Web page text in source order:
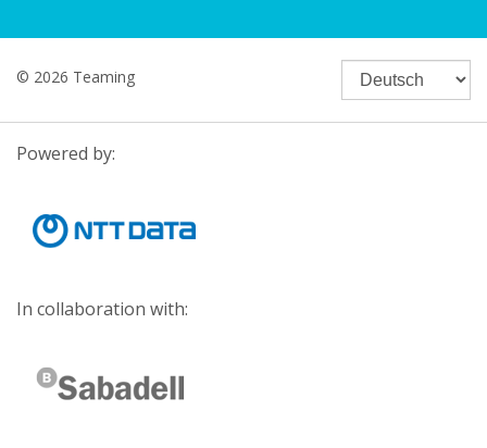
© 2026 Teaming
Powered by:
In collaboration with: